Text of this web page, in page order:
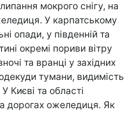
мокрого снігу, на
У карпатському
опади, у південній та
окремі пориви вітру
та вранці у західних
тумани, видимість
Києві та області
дорогах ожеледиця. Як